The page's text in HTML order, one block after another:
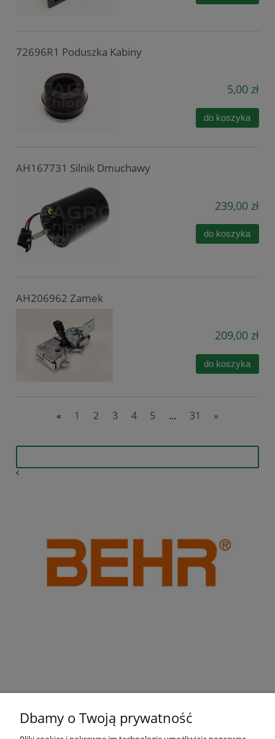
72696R1 Poduszka Kabiny
5,00 zł
do koszyka
AH167731 Silnik Dmuchawy
239,00 zł
do koszyka
AH206962 Zamek
209,00 zł
do koszyka
« 1 2 3 4 5 ... 31 »
Dbamy o Twoją prywatność